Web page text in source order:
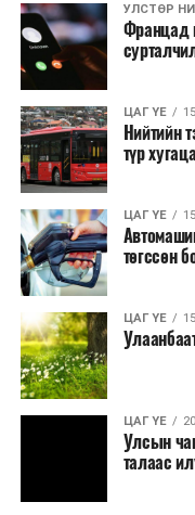
УЛСТӨР
Францад
ЦАГ ҮЕ
Нийтийн
түр
ЦАГ ҮЕ
төгссөн
ЦАГ ҮЕ
ЦАГ ҮЕ
Улсын
талаас